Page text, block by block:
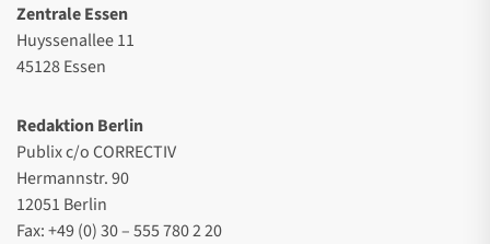
Zentrale Essen
Huyssenallee 11
45128 Essen
Redaktion Berlin
Publix c/o CORRECTIV
Hermannstr. 90
12051 Berlin
Fax: +49 (0) 30 – 555 780 2 20